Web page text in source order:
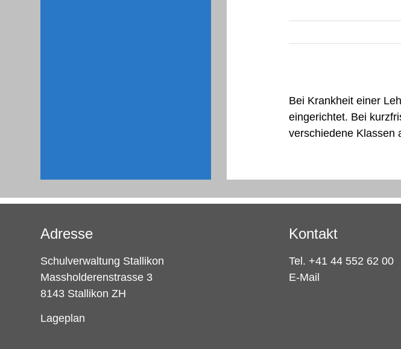
Bei Krankheit einer
eingerichtet. Bei
verschiedene Klassen
Adresse
Schulverwaltung Stallikon
Massholderenstrasse 3
8143 Stallikon ZH
Lageplan
Kontakt
Tel. +41 44 552 62 00
E-Mail